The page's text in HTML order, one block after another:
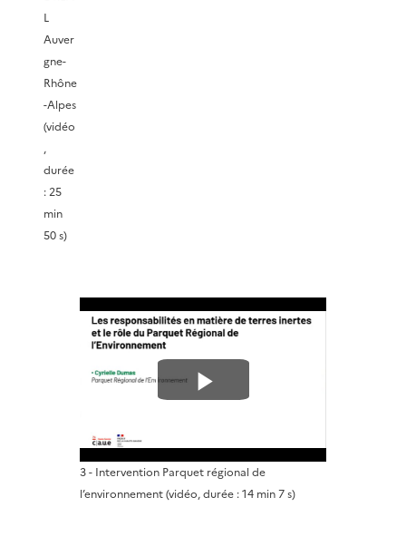
L
Auver
gne-
Rhône
-Alpes
(vidéo
,
durée
: 25
min
50 s)
L
i
r
3 - Intervention Parquet régional de
l’environnement(vidéo, durée : 14 min 7 s)